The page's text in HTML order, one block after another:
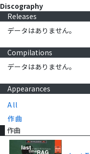
Discography
Releases
データはありません。
Compilations
データはありません。
Appearances
All
作曲
作曲